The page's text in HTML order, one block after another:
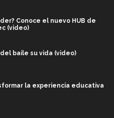
Conoce el nuevo HUB de
(video)
baile su vida (video)
la experiencia educativa